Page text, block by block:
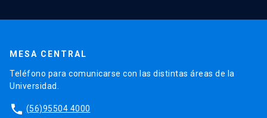
MESA CENTRAL
Teléfono para comunicarse con las distintas áreas de la
Universidad.
phone (56)95504 4000